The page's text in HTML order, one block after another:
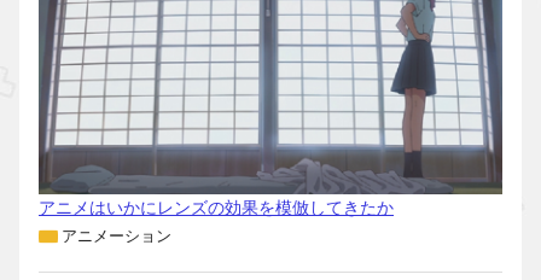
アニメはいかにレンズの効果を模倣してきたか
アニメーション